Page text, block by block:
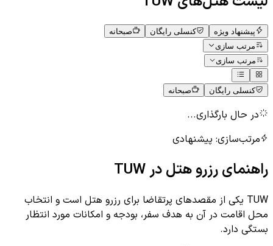
پیشنهاد ویژه کنسلی رایگان
صبحانه
مرتب سازی
مرتب سازی
کنسلی رایگان صبحانه
در حال بارگذاری...
مرتب‌سازی: پیشنهادی
راهنمای رزرو هتل درTUW
TUW یکی از مقصدهای پرتقاضا برای رزرو هتل است و انتخاب
محل اقامت در آن به هدف سفر، بودجه و امکانات مورد انتظار
بستگی دارد.